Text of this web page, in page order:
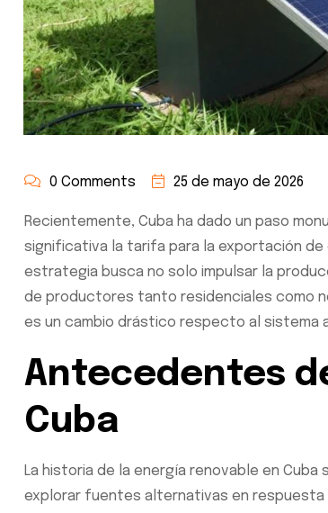
0 Comments 25 de mayo de 2026
Recientemente, Cuba ha dado un paso
significativa la tarifa para la exportación
estrategia busca no solo impulsar la
de productores tanto residenciales como
es un cambio drástico respecto al sistema
Antecedentes
Cuba
La historia de la energía renovable en
explorar fuentes alternativas en respuesta